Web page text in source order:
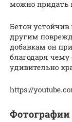
можно придать
Бетон
другим
добавкам он
благодаря
удивительно
https://